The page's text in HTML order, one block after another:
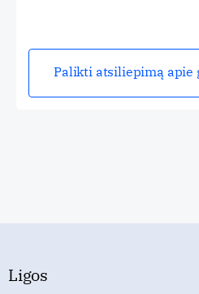
Palikti atsiliepimą apie
Ligos